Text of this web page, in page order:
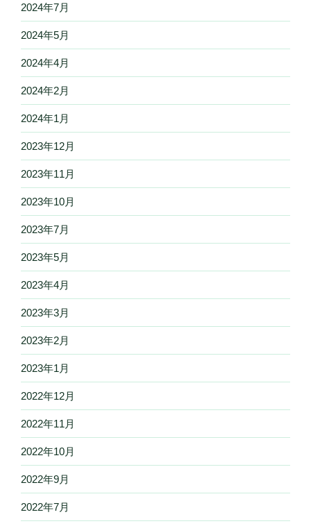
2024年7月
2024年5月
2024年4月
2024年2月
2024年1月
2023年12月
2023年11月
2023年10月
2023年7月
2023年5月
2023年4月
2023年3月
2023年2月
2023年1月
2022年12月
2022年11月
2022年10月
2022年9月
2022年7月